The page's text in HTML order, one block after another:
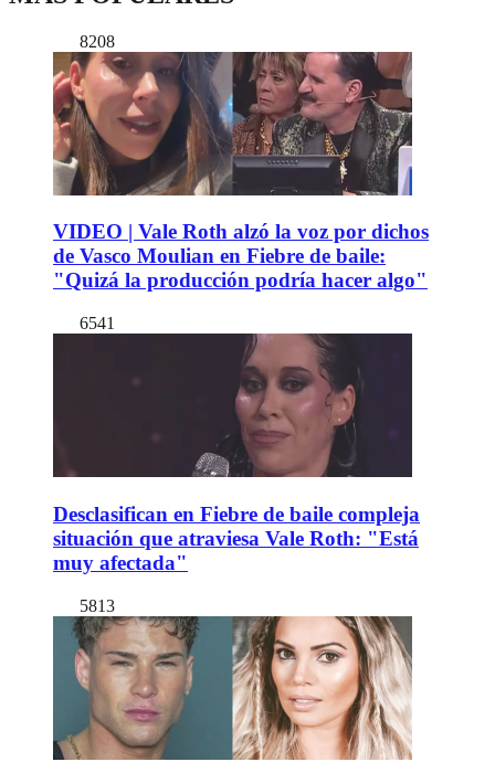
8208
VIDEO | Vale Roth alzó la voz por dichos
de Vasco Moulian en Fiebre de baile:
"Quizá la producción podría hacer algo"
6541
Desclasifican en Fiebre de baile compleja
situación que atraviesa Vale Roth: "Está
muy afectada"
5813